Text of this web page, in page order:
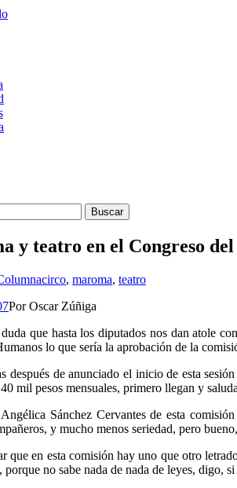
Tepic
y teatro en el Congreso del
circo, maroma, teatro
Por Oscar Zúñiga
que hasta los diputados nos dan atole
lo que sería la aprobación de la
después de anunciado el inicio de esta
mil pesos mensuales, primero llegan y
Sánchez Cervantes de esta
y mucho menos seriedad, pero
que en esta comisión hay uno que otro
porque no sabe nada de nada de leyes, digo,